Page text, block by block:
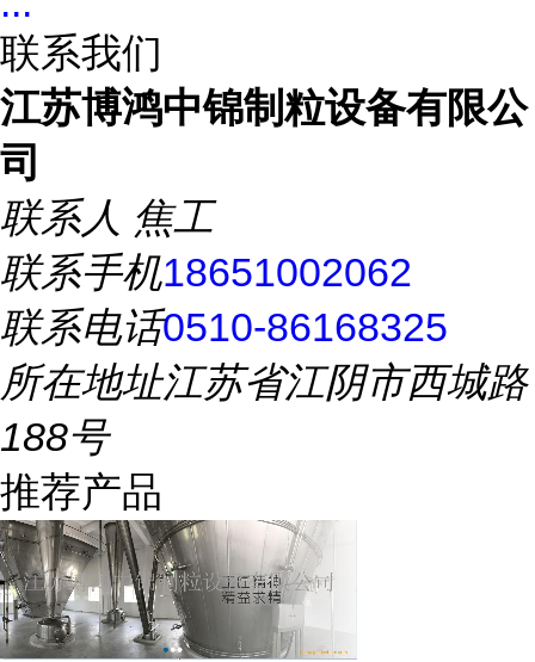
联系我们
江苏博鸿中锦制粒设备有限公
司
联系人 焦工
联系手机18651002062
联系电话0510-86168325
所在地址江苏省江阴市西城路
188号
推荐产品